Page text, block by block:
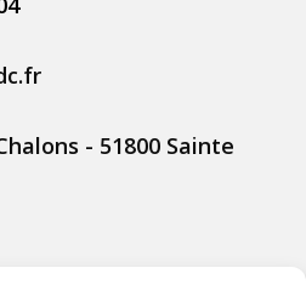
- 51800 Sainte